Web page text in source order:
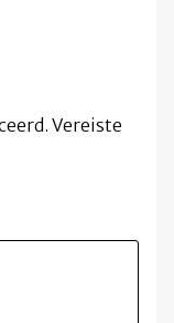
Vereiste